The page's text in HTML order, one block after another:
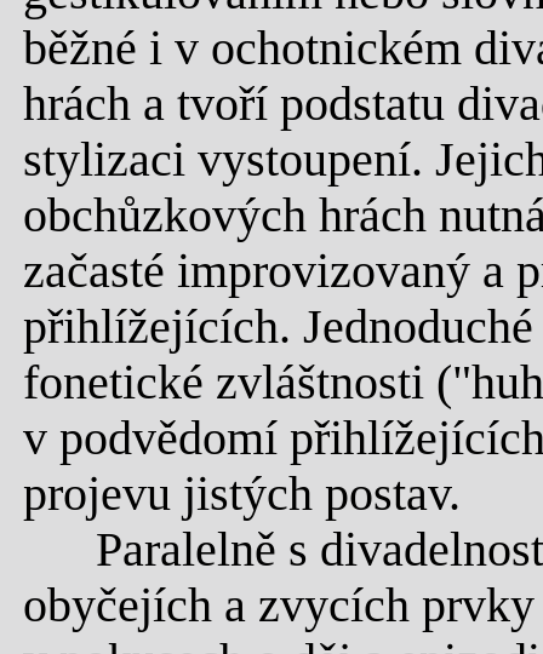
běžné i v ochotnickém
hrách a tvoří podstatu
stylizaci vystoupení.
obchůzkových hrách
začasté improvizovaný a
přihlížejících.
fonetické zvláštnosti
v podvědomí
projevu jistých postav.
Paralelně s
obyčejích a zvycích